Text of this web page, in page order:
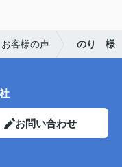
お客様の声 のり 様
社
お問い合わせ